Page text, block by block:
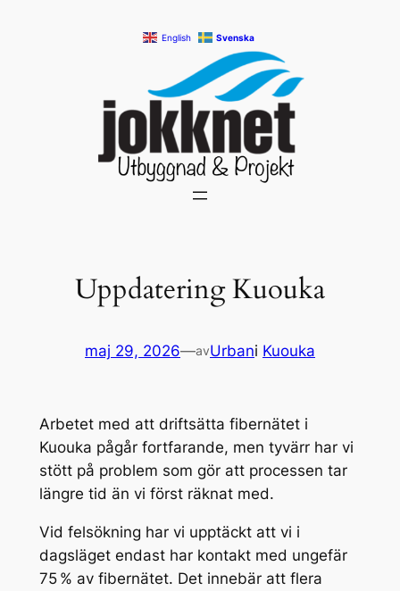
English Svenska
Uppdatering Kuouka
maj 29, 2026—avUrbani Kuouka
Arbetet med att driftsätta fibernätet i
Kuouka pågår fortfarande, men tyvärr har vi
stött på problem som gör att processen tar
längre tid än vi först räknat med.
Vid felsökning har vi upptäckt att vi i
dagsläget endast har kontakt med ungefär
75 % av fibernätet. Det innebär att flera